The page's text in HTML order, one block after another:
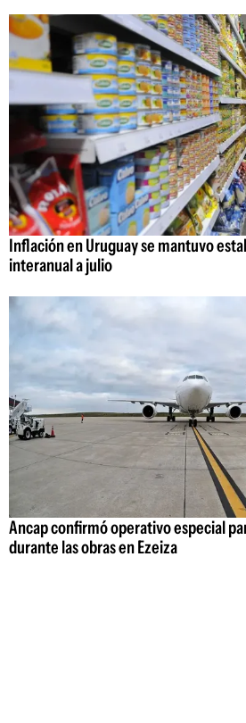
Inflación en Uruguay se mantuvo
interanual a julio
Ancap confirmó operativo especial
durante las obras en Ezeiza